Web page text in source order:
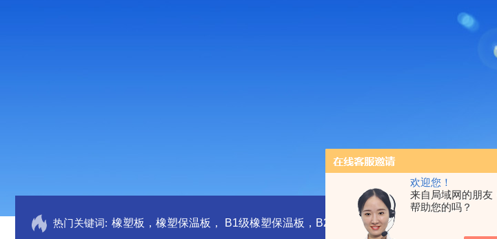
欢迎您！
来自局域网的朋友
帮助您的吗？
热门关键词: